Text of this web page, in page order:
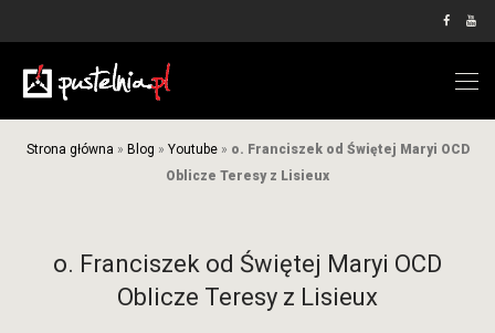
Strona główna » Blog » Youtube» o. Franciszek od Świętej Maryi OCD
Oblicze Teresy z Lisieux
o. Franciszek od Świętej Maryi OCD
Oblicze Teresy z Lisieux